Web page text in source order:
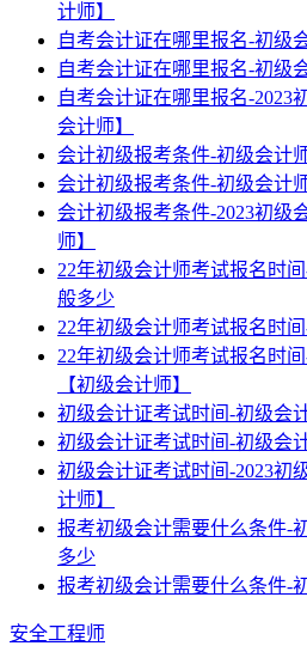
计师】
自考会计证在哪里报名-初级
自考会计证在哪里报名-初级
自考会计证在哪里报名-2023
会计师】
会计初级报考条件-初级会计
会计初级报考条件-初级会计
会计初级报考条件-2023初级
师】
22年初级会计师考试报名时
般多少
22年初级会计师考试报名时
22年初级会计师考试报名时
【初级会计师】
初级会计证考试时间-初级会
初级会计证考试时间-初级会
初级会计证考试时间-2023初
计师】
报考初级会计需要什么条件-
多少
报考初级会计需要什么条件-
安全工程师